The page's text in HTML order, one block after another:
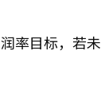
率目标，若